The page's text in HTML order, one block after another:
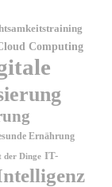
Computing
Ernährung
der Dinge IT-